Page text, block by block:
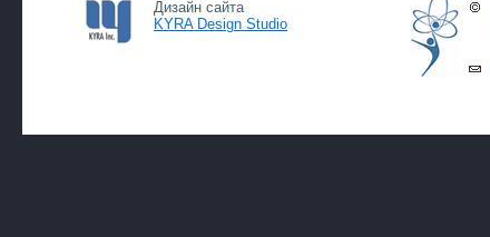
Дизайн сайта
KYRA Design Studio